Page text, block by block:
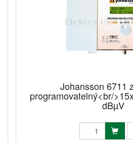
Johansson 6711
programovatelný<br/
dBµV